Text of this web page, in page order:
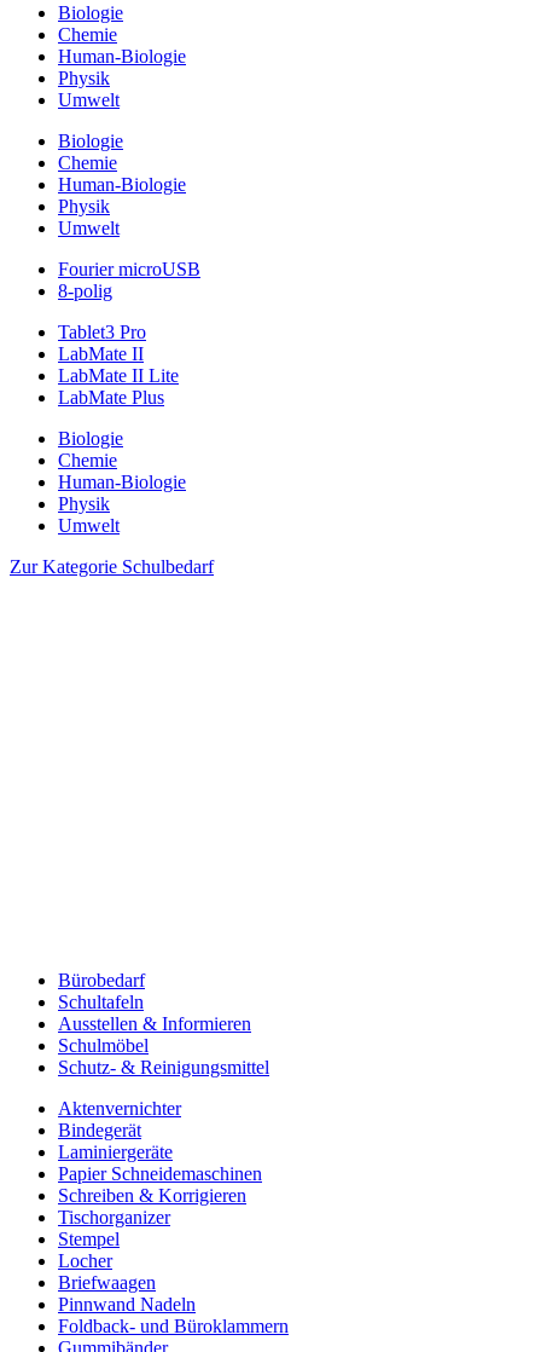
Biologie
Chemie
Human-Biologie
Physik
Umwelt
Biologie
Chemie
Human-Biologie
Physik
Umwelt
Fourier microUSB
8-polig
Tablet3 Pro
LabMate II
LabMate II Lite
LabMate Plus
Biologie
Chemie
Human-Biologie
Physik
Umwelt
Zur Kategorie Schulbedarf
Bürobedarf
Schultafeln
Ausstellen & Informieren
Schulmöbel
Schutz- & Reinigungsmittel
Aktenvernichter
Bindegerät
Laminiergeräte
Papier Schneidemaschinen
Schreiben & Korrigieren
Tischorganizer
Stempel
Locher
Briefwaagen
Pinnwand Nadeln
Foldback- und Büroklammern
Gummibänder